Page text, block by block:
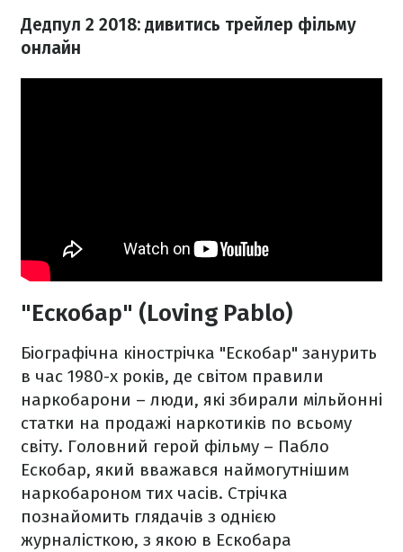
Дедпул 2 2018: дивитись трейлер фільму
онлайн
"Ескобар" (Loving Pablo)
Біографічна кінострічка "Ескобар" занурить
в час 1980-х років, де світом правили
наркобарони – люди, які збирали мільйонні
статки на продажі наркотиків по всьому
світу. Головний герой фільму – Пабло
Ескобар, який вважався наймогутнішим
наркобароном тих часів. Стрічка
познайомить глядачів з однією
журналісткою, з якою в Ескобара